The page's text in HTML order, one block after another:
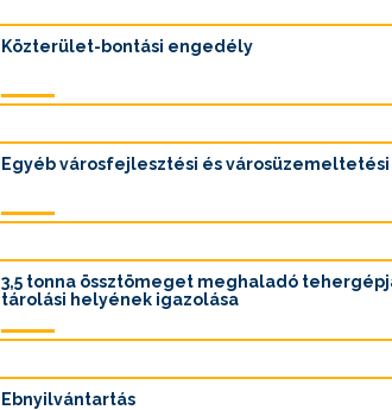
Közterület-bontási engedély
Egyéb városfejlesztési és
3,5 tonna össztömeget meghaladó
tárolási helyének igazolása
Ebnyilvántartás